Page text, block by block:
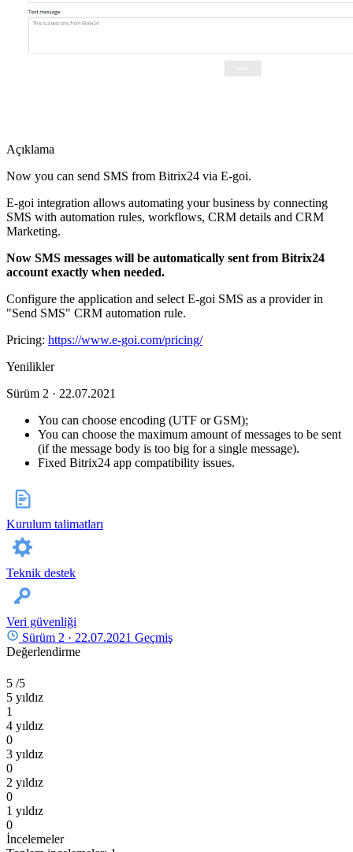
Açıklama
Now you can send SMS from Bitrix24 via E-goi.
E-goi integration allows automating your business by connecting
SMS with automation rules, workflows, CRM details and CRM
Marketing.
Now SMS messages will be automatically sent from Bitrix24
account exactly when needed.
Configure the application and select E-goi SMS as a provider in
"Send SMS" CRM automation rule.
Pricing: https://www.e-goi.com/pricing/
Yenilikler
Sürüm 2 · 22.07.2021
You can choose encoding (UTF or GSM);
You can choose the maximum amount of messages to be sent
(if the message body is too big for a single message).
Fixed Bitrix24 app compatibility issues.
Kurulum talimatları
Teknik destek
Veri güvenliği
Sürüm 2 · 22.07.2021 Geçmiş
Değerlendirme
5 /5
5 yıldız
1
4 yıldız
0
3 yıldız
0
2 yıldız
0
1 yıldız
0
İncelemeler